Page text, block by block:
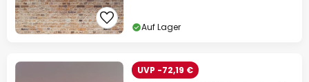
Auf Lager
UVP -72,19 €